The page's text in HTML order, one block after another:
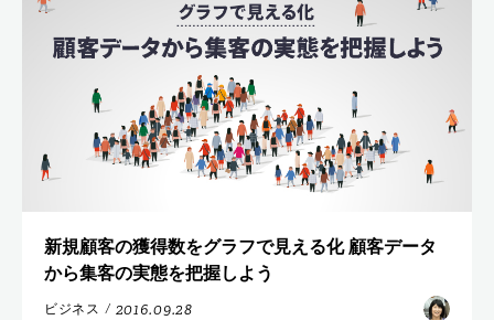
新規顧客の獲得数をグラフで見える化 顧客データ
から集客の実態を把握しよう
ビジネス / 2016.09.28